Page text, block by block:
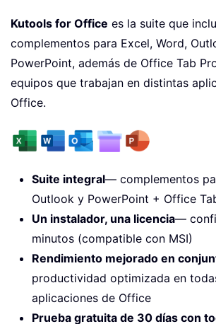
Kutools for Office es la suite que
complementos para Excel, Word,
PowerPoint, además de Office Tab
equipos que trabajan en distintas
Office.
Suite integral— complementos
Outlook y PowerPoint + Office
Un instalador, una licencia—
minutos (compatible con MSI)
Rendimiento mejorado en
productividad optimizada en
aplicaciones de Office
Prueba gratuita de 30 días con